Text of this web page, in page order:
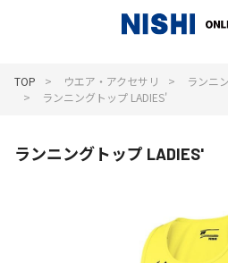
TOP ウエア・アクセサリ
ランニ
ランニングトップ LADIES'
ランニングトップ LADIES'